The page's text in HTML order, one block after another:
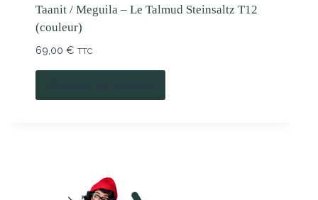
Taanit / Meguila – Le Talmud Steinsaltz T12
(couleur)
69,00 € TTC